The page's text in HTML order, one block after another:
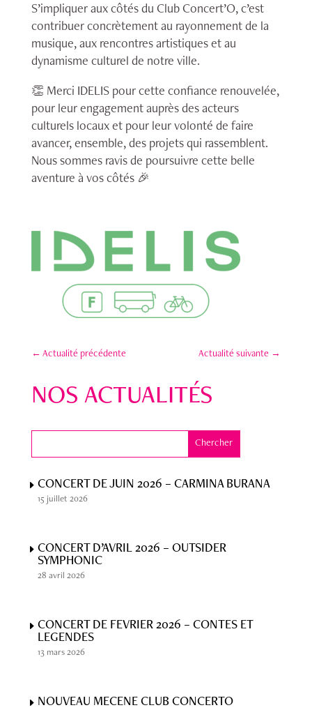
S’impliquer aux côtés du Club Concert’O, c’est
contribuer concrètement au rayonnement de la
musique, aux rencontres artistiques et au
dynamisme culturel de notre ville.
👏 Merci IDELIS pour cette confiance renouvelée,
pour leur engagement auprès des acteurs
culturels locaux et pour leur volonté de faire
avancer, ensemble, des projets qui rassemblent.
Nous sommes ravis de poursuivre cette belle
aventure à vos côtés 🎉
← Actualité précédente Actualité suivante →
NOS ACTUALITÉS
CONCERT DE JUIN 2026 – CARMINA BURANA
15 juillet 2026
CONCERT D’AVRIL 2026 – OUTSIDER
SYMPHONIC
28 avril 2026
CONCERT DE FEVRIER 2026 – CONTES ET
LEGENDES
13 mars 2026
NOUVEAU MECENE CLUB CONCERTO